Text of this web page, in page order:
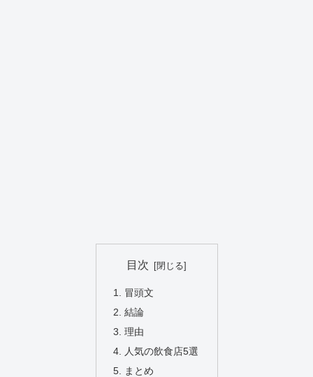
目次
冒頭文
結論
理由
人気の飲食店5選
まとめ